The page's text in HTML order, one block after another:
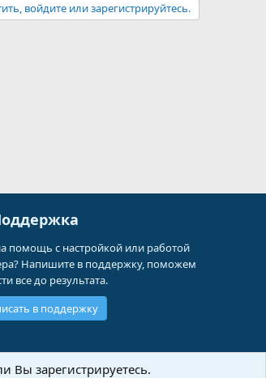
войдите или зарегистрируйтесь.
помощь с настройкой или работой
Напишите в поддержку, поможем
все до результата.
в поддержку
Вы зарегистрируетесь.